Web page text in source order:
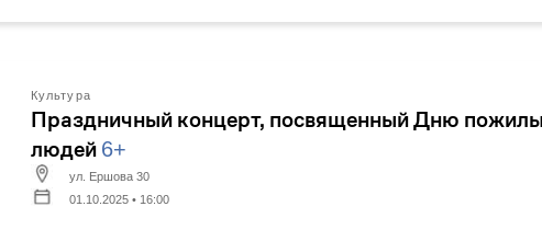
Культура
Праздничный концерт, посвященный Дню
людей 6+
ул. Ершова 30
01.10.2025 • 16:00